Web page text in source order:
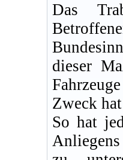
Das
dieser
Zweck
So hat